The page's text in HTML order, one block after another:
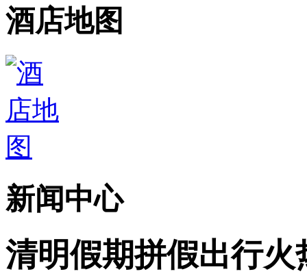
酒店地图
新闻中心
清明假期拼假出行